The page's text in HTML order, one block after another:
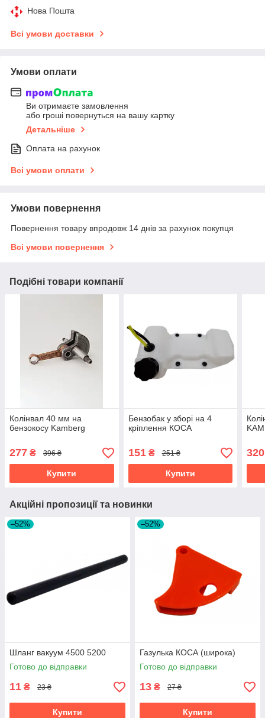
Нова Пошта
Всі умови доставки
Умови оплати
Ви отримаєте замовлення
або гроші повернуться на вашу картку
Детальніше
Оплата на рахунок
Всі умови оплати
Умови повернення
Повернення товару впродовж 14 днів за рахунок покупця
Всі умови повернення
Подібні товари компанії
Колінвал 40 мм на
бензокосу Kamberg
277 ₴ 396 ₴
Купити
Бензобак у зборі на 4
кріплення КОСА
151₴ 251 ₴
Купити
320
Акційні пропозиції та новинки
–52%
Шланг вакуум 4500 5200
Готово до відправки
11 ₴ 23 ₴
Купити
–52%
Газулька КОСА (широка)
Готово до відправки
13 ₴ 27 ₴
Купити